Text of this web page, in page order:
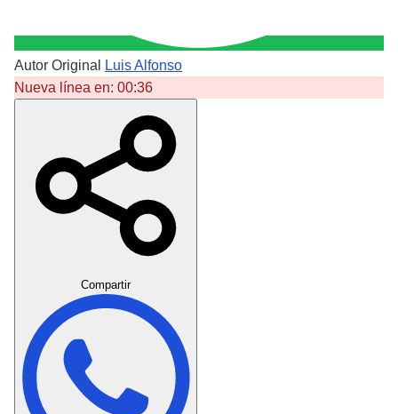
Autor Original
Luis Alfonso
Nueva línea en: 00:36
Compartir